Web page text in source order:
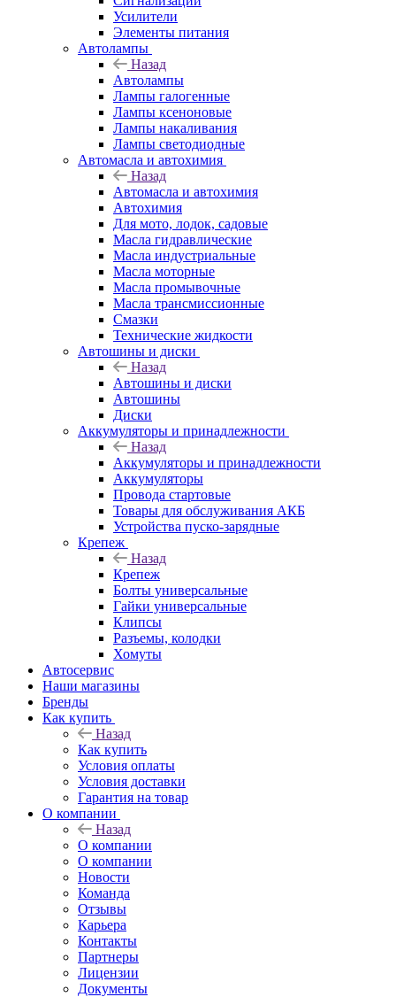
Усилители
Элементы питания
Автолампы
Назад
Автолампы
Лампы галогенные
Лампы ксеноновые
Лампы накаливания
Лампы светодиодные
Автомасла и автохимия
Назад
Автомасла и автохимия
Автохимия
Для мото, лодок, садовые
Масла гидравлические
Масла индустриальные
Масла моторные
Масла промывочные
Масла трансмиссионные
Смазки
Технические жидкости
Автошины и диски
Назад
Автошины и диски
Автошины
Диски
Аккумуляторы и принадлежности
Назад
Аккумуляторы и принадлежности
Аккумуляторы
Провода стартовые
Товары для обслуживания АКБ
Устройства пуско-зарядные
Крепеж
Назад
Крепеж
Болты универсальные
Гайки универсальные
Клипсы
Разъемы, колодки
Хомуты
Автосервис
Наши магазины
Бренды
Как купить
Назад
Как купить
Условия оплаты
Условия доставки
Гарантия на товар
О компании
Назад
О компании
О компании
Новости
Команда
Отзывы
Карьера
Контакты
Партнеры
Лицензии
Документы